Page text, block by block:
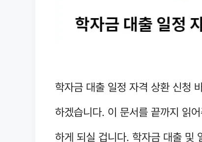
학자금 대출 일정 자격 상환 신청
하겠습니다. 이 문서를 끝까지 읽
하게 되실 겁니다. 학자금 대출 및